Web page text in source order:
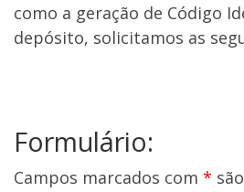
como a geração de Código
depósito, solicitamos as
Formulário:
Campos marcados com *